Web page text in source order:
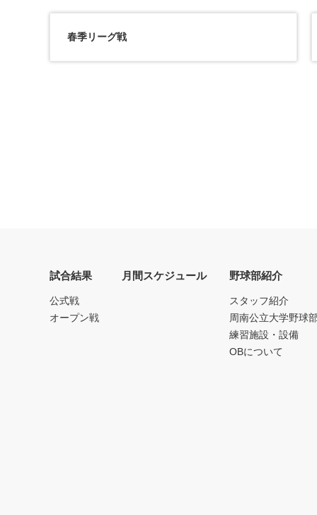
春季リーグ戦
試合結果
公式戦
オープン戦
月間スケジュール 野球部紹介
スタッフ紹介
周南公立大学野球
練習施設・設備
OBについて